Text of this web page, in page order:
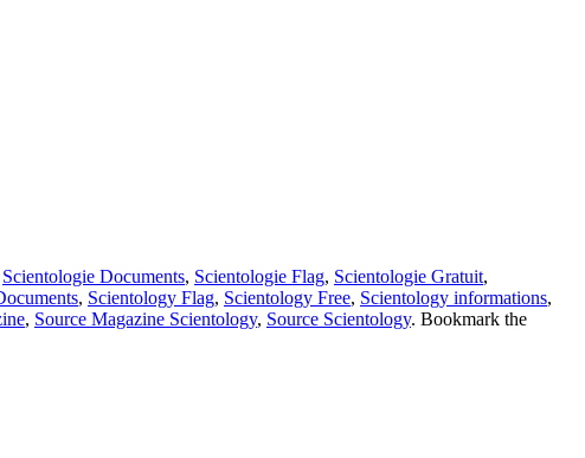
Scientologie Documents, Scientologie Flag, Scientologie Gratuit,
, Scientology Flag, Scientology Free, Scientology informations,
, Source Magazine Scientology, Source Scientology. Bookmark the